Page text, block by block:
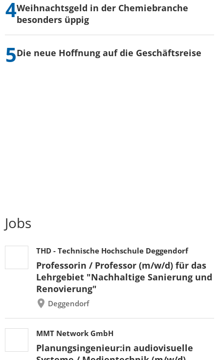
Weihnachtsgeld in der Chemiebranche
besonders üppig
Die neue Hoffnung auf die Geschäftsreise
Jobs
THD - Technische Hochschule Deggendorf
Professorin / Professor (m/w/d) für das
Lehrgebiet "Nachhaltige Sanierung und
Renovierung"
Deggendorf
MMT Network GmbH
Planungsingenieur:in audiovisuelle